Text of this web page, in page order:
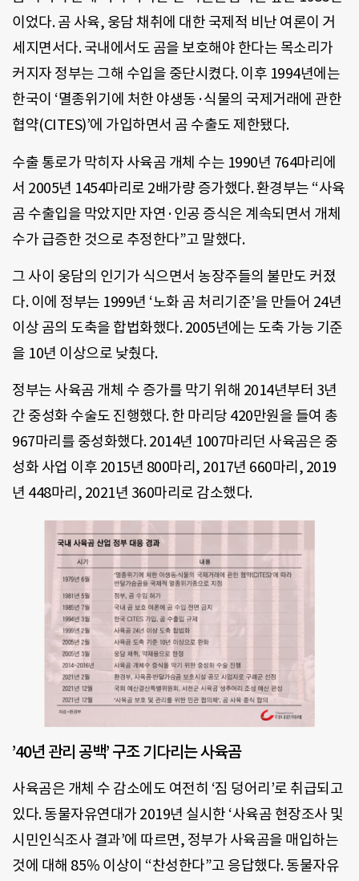
이었다. 곰 사육, 웅담 채취에 대한 국제적 비난 여론이 거
세지면서다. 국내에서도 곰을 보호해야 한다는 목소리가
커지자 정부는 그해 수입을 중단시켰다. 이후 1994년에는
한국이 ‘멸종위기에 처한 야생동·식물의 국제거래에 관한
협약(CITES)’에 가입하면서 곰 수출도 제한됐다.
수출 통로가 막히자 사육곰 개체 수는 1990년 764마리에
서 2005년 1454마리로 2배가량 증가했다. 환경부는 “사육
곰 수출입을 막았지만 자연·인공 증식은 계속되면서 개체
수가 급증한 것으로 추정한다”고 말했다.
그 사이 웅담의 인기가 식으면서 농장주들의 불만도 커졌
다. 이에 정부는 1999년 ‘노화 곰 처리기준’을 만들어 24년
이상 곰의 도축을 합법화했다. 2005년에는 도축 가능 기준
을 10년 이상으로 낮췄다.
정부는 사육곰 개체 수 증가를 막기 위해 2014년부터 3년
간 중성화 수술도 진행했다. 한 마리당 420만원을 들여 총
967마리를 중성화했다. 2014년 1007마리던 사육곰은 중
성화 사업 이후 2015년 800마리, 2017년 660마리, 2019
년 448마리, 2021년 360마리로 감소했다.
’40년 관리 공백’ 구조 기다리는 사육곰
사육곰은 개체 수 감소에도 여전히 ‘짐 덩어리’로 취급되고
있다. 동물자유연대가 2019년 실시한 ‘사육곰 현장조사 및
시민인식조사 결과’에 따르면, 정부가 사육곰을 매입하는
것에 대해 85％ 이상이 “찬성한다”고 응답했다. 동물자유